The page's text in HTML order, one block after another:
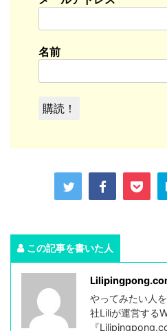
名前
この記事を書いた人
やってみたい人
社Liliが運営する
『